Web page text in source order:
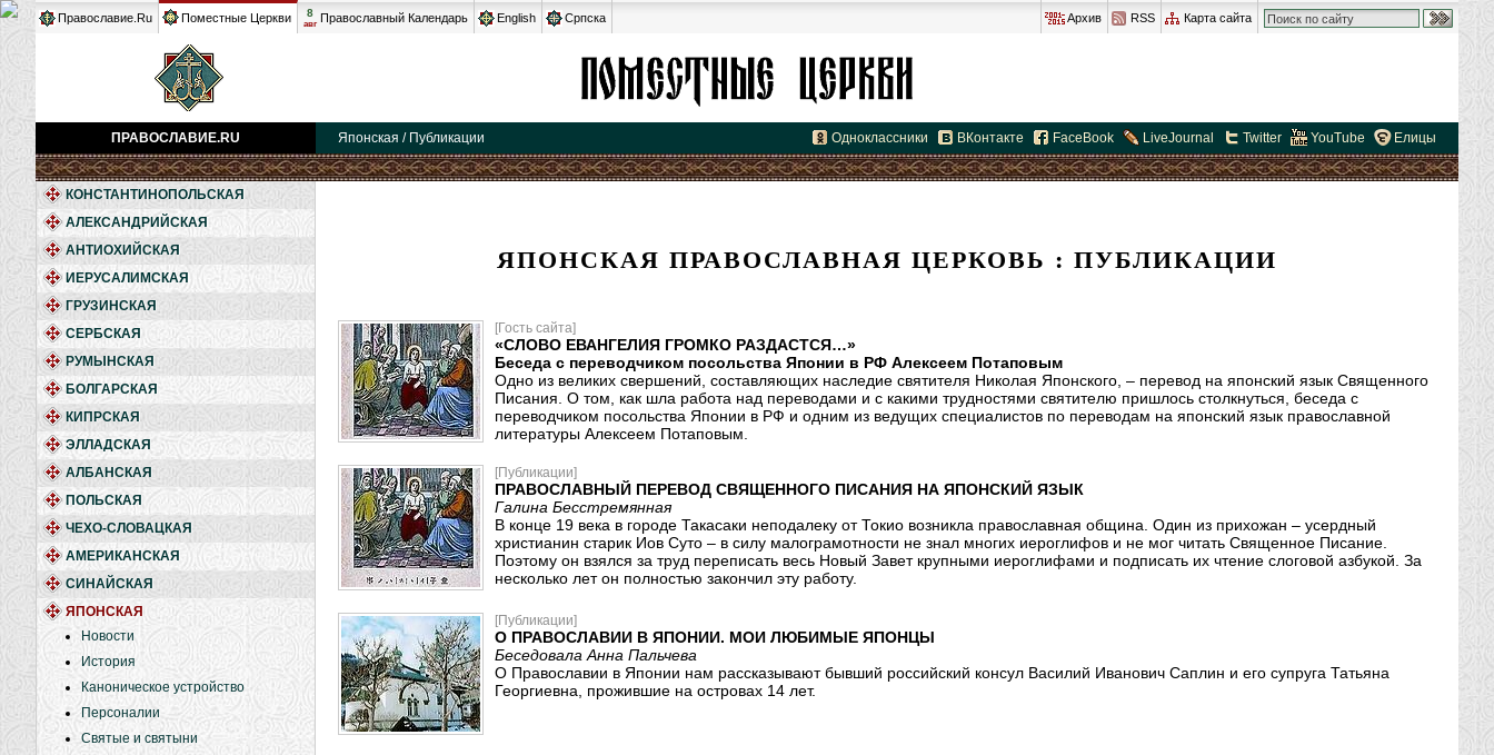
Православие.Ru Поместные Церкви 8
авг Православный Календарь English Српска Архив RSS Карта сайта
ПРАВОСЛАВИЕ.RU Японская / Публикации Одноклассники ВКонтакте FaceBook LiveJournal Twitter YouTube Елицы
КОНСТАНТИНОПОЛЬСКАЯ
АЛЕКСАНДРИЙСКАЯ
АНТИОХИЙСКАЯ
ИЕРУСАЛИМСКАЯ
ГРУЗИНСКАЯ
СЕРБСКАЯ
РУМЫНСКАЯ
БОЛГАРСКАЯ
КИПРСКАЯ
ЭЛЛАДСКАЯ
АЛБАНСКАЯ
ПОЛЬСКАЯ
ЧЕХО-СЛОВАЦКАЯ
АМЕРИКАНСКАЯ
СИНАЙСКАЯ
ЯПОНСКАЯ
Новости
История
Каноническое устройство
Персоналии
Святые и святыни
ЯПОНСКАЯ ПРАВОСЛАВНАЯ ЦЕРКОВЬ : ПУБЛИКАЦИИ
[Гость сайта]
«СЛОВО ЕВАНГЕЛИЯ ГРОМКО РАЗДАСТСЯ…»
Беседа с переводчиком посольства Японии в РФ Алексеем Потаповым
Одно из великих свершений, составляющих наследие святителя Николая Японского, – перевод на японский язык Священного
Писания. О том, как шла работа над переводами и с какими трудностями святителю пришлось столкнуться, беседа с
переводчиком посольства Японии в РФ и одним из ведущих специалистов по переводам на японский язык православной
литературы Алексеем Потаповым.
[Публикации]
ПРАВОСЛАВНЫЙ ПЕРЕВОД СВЯЩЕННОГО ПИСАНИЯ НА ЯПОНСКИЙ ЯЗЫК
Галина Бесстремянная
В конце 19 века в городе Такасаки неподалеку от Токио возникла православная община. Один из прихожан – усердный
христианин старик Иов Суто – в силу малограмотности не знал многих иероглифов и не мог читать Священное Писание.
Поэтому он взялся за труд переписать весь Новый Завет крупными иероглифами и подписать их чтение слоговой азбукой. За
несколько лет он полностью закончил эту работу.
[Публикации]
О ПРАВОСЛАВИИ В ЯПОНИИ. МОИ ЛЮБИМЫЕ ЯПОНЦЫ
Беседовала Анна Пальчева
О Православии в Японии нам рассказывают бывший российский консул Василий Иванович Саплин и его супруга Татьяна
Георгиевна, прожившие на островах 14 лет.